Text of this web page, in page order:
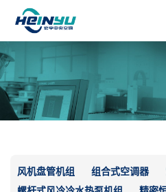
空
源
热
泵
风机盘管机组 组合式空调器